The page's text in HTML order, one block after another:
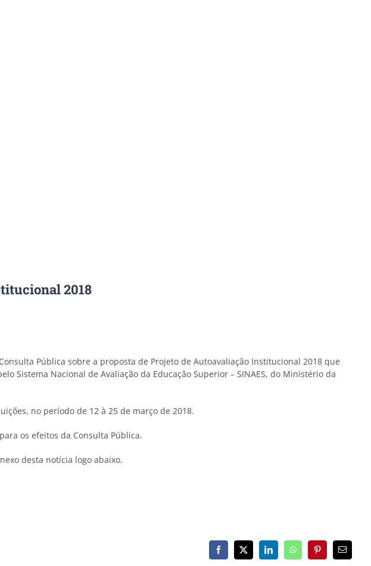
2018
Pública sobre a proposta de Projeto de Autoavaliação Institucional 2018 que
Sistema Nacional de Avaliação da Educação Superior – SINAES, do Ministério da
no período de 12 à 25 de março de 2018.
os efeitos da Consulta Pública.
desta notícia logo abaixo.
Facebook
X LinkedInWhatsAppPinterest
E-
mail